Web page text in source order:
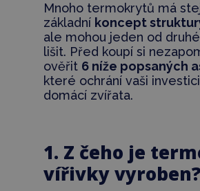
Mnoho termokrytů má
základní koncept
ale mohou jeden od
lišit. Před koupí si
ověřit 6 níže popsaných
které ochrání vaši
domácí zvířata.
1. Z čeho je
vířivky vyroben?